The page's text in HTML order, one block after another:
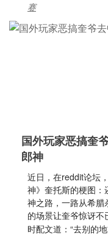
赛
国外玩家恶搞奎
郎神
近日，在reddit论坛
神》奎托斯的梗图
神之路，一路从希
的场景让奎爷惊讶
时配文道：“去别的